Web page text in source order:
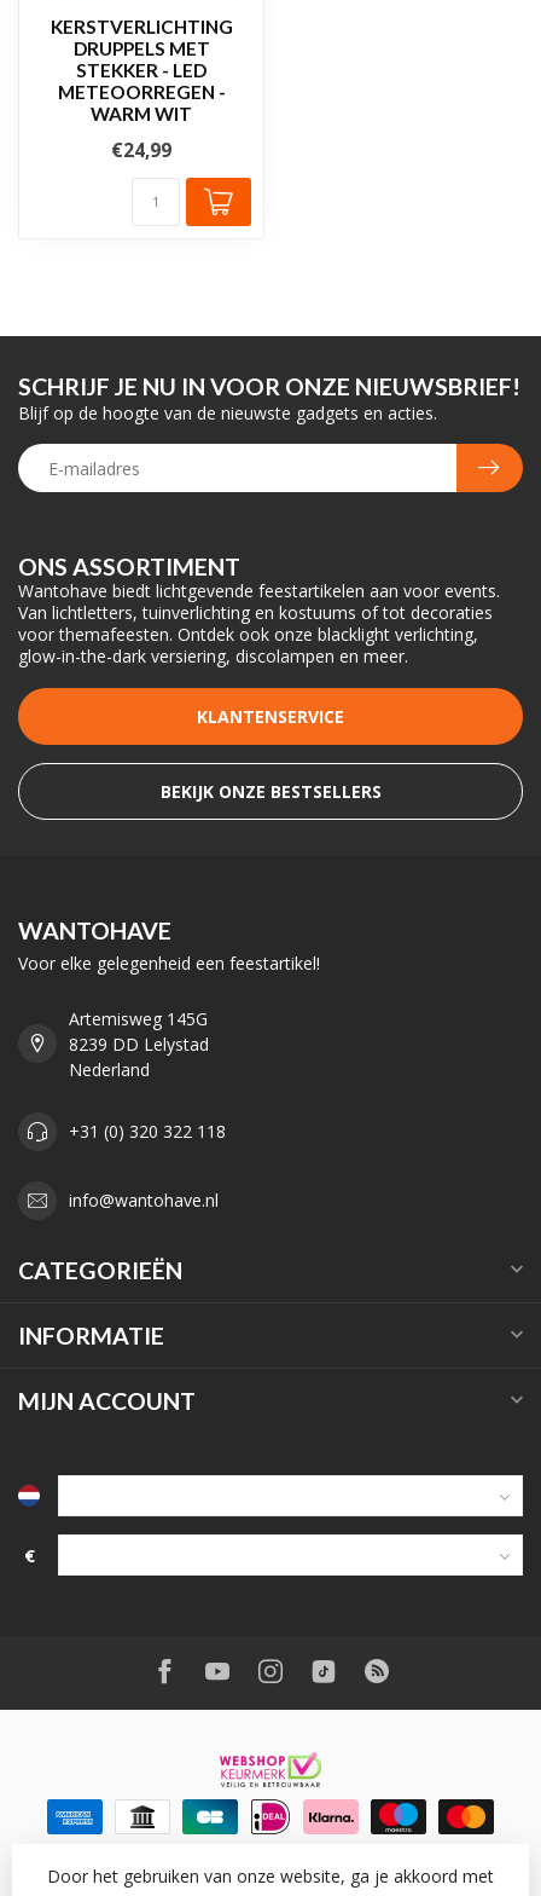
KERSTVERLICHTING
DRUPPELS MET
STEKKER - LED
METEOORREGEN -
WARM WIT
€24,99
ONS ASSORTIMENT
Wantohave biedt lichtgevende feestartikelen aan voor events.
Van lichtletters, tuinverlichting en kostuums of tot decoraties
voor themafeesten. Ontdek ook onze blacklight verlichting,
glow-in-the-dark versiering, discolampen en meer.
KLANTENSERVICE
BEKIJK ONZE BESTSELLERS
SCHRIJF JE NU IN VOOR ONZE NIEUWSBRIEF!
Blijf op de hoogte van de nieuwste gadgets en acties.
WANTOHAVE
Voor elke gelegenheid een feestartikel!
Artemisweg 145G
8239 DD Lelystad
Nederland
+31 (0) 320 322 118
info@wantohave.nl
CATEGORIEËN
INFORMATIE
MIJN ACCOUNT
€
Door het gebruiken van onze website, ga je akkoord met